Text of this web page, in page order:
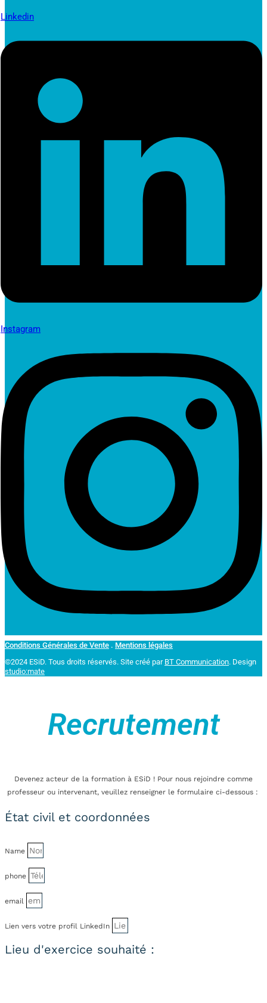
Linkedin
Instagram
Conditions Générales de Vente . Mentions légales
©2024 ESiD. Tous droits réservés. Site créé par BT Communication. Design
studio:mate
Recrutement
Devenez acteur de la formation à ESiD ! Pour nous rejoindre comme
professeur ou intervenant, veuillez renseigner le formulaire ci-dessous :
État civil et coordonnées
Name
phone
email
Lien vers votre profil LinkedIn
Lieu d'exercice souhaité :